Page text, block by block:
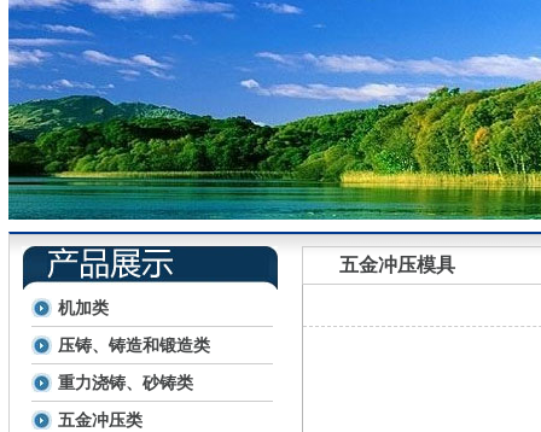
机加类
压铸、铸造和锻造类
重力浇铸、砂铸类
五金冲压类
五金冲压模具